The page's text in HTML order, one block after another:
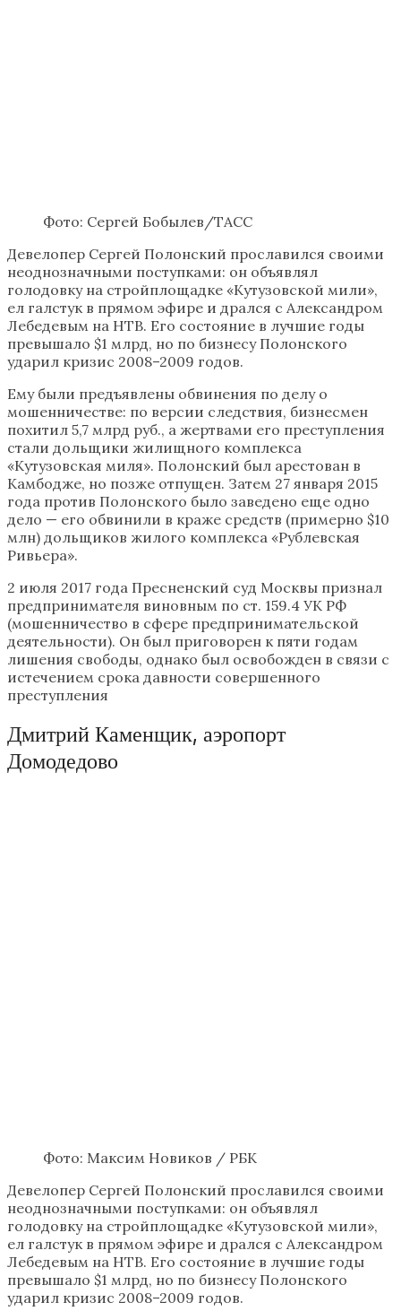
Фото: Сергей Бобылев/ТАСС
Девелопер Сергей Полонский прославился своими
неоднозначными поступками: он объявлял
голодовку на стройплощадке «Кутузовской мили»,
ел галстук в прямом эфире и дрался с Александром
Лебедевым на НТВ. Его состояние в лучшие годы
превышало $1 млрд, но по бизнесу Полонского
ударил кризис 2008–2009 годов.
Ему были предъявлены обвинения по делу о
мошенничестве: по версии следствия, бизнесмен
похитил 5,7 млрд руб., а жертвами его преступления
стали дольщики жилищного комплекса
«Кутузовская миля». Полонский был арестован в
Камбодже, но позже отпущен. Затем 27 января 2015
года против Полонского было заведено еще одно
дело — его обвинили в краже средств (примерно $10
млн) дольщиков жилого комплекса «Рублевская
Ривьера».
2 июля 2017 года Пресненский суд Москвы признал
предпринимателя виновным по ст. 159.4 УК РФ
(мошенничество в сфере предпринимательской
деятельности). Он был приговорен к пяти годам
лишения свободы, однако был освобожден в связи с
истечением срока давности совершенного
преступления
Дмитрий Каменщик, аэропорт
Домодедово
Фото: Максим Новиков / РБК
Девелопер Сергей Полонский прославился своими
неоднозначными поступками: он объявлял
голодовку на стройплощадке «Кутузовской мили»,
ел галстук в прямом эфире и дрался с Александром
Лебедевым на НТВ. Его состояние в лучшие годы
превышало $1 млрд, но по бизнесу Полонского
ударил кризис 2008–2009 годов.